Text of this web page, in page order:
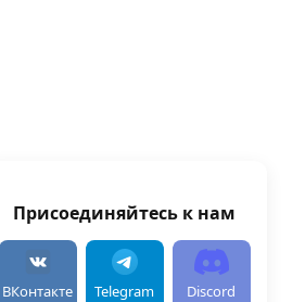
Присоединяйтесь к нам
ВКонтакте Telegram Discord